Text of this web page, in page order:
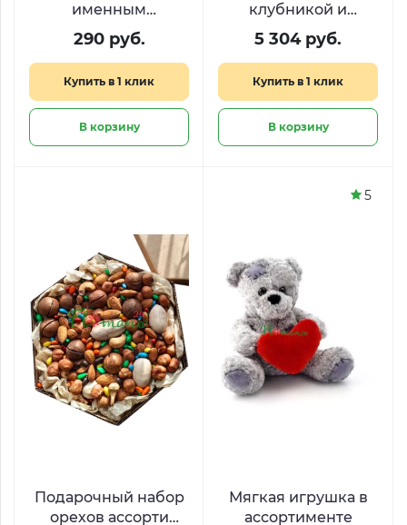
именным
стихотворением
290 руб.
Купить в 1 клик
В корзину
клубникой и
виноградом «Сбор
урожая»
5 304 руб.
Купить в 1 клик
В корзину
Подарочный набор
орехов ассорти
Мягкая игрушка в
ассортименте
5